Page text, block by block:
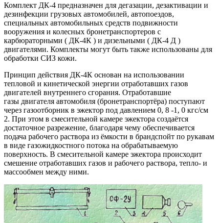
Комплект ДК-4 предназначен для дегазации, дезактивации и
дезинфекции грузовых автомобилей, автопоездов,
специальных автомобильных средств подвижности
вооружения и колесных бронетранспортеров с
карбюраторными ( ДК-4К ) и дизельными ( ДК-4 Д )
двигателями. Комплекты могут быть также использованы для
обработки СИЗ кожи.
Принцип действия ДК-4К основан на использовании
тепловой и кинетической энергии отработавших газов
двигателей внутреннего сгорания. Отработавшие
газы двигателя автомобиля (бронетранспортёра) поступают
через газоотборник в эжектор под давлением 0, 8 -1, 0 кгс/см
2. При этом в смесительной камере эжектора создаётся
достаточное разрежение, благодаря чему обеспечивается
подача рабочего раствора из ёмкости в брандспойт по рукавам
в виде газожидкостного потока на обрабатываемую
поверхность. В смесительной камере эжектора происходит
смешение отработавших газов и рабочего раствора, тепло- и
массообмен между ними.